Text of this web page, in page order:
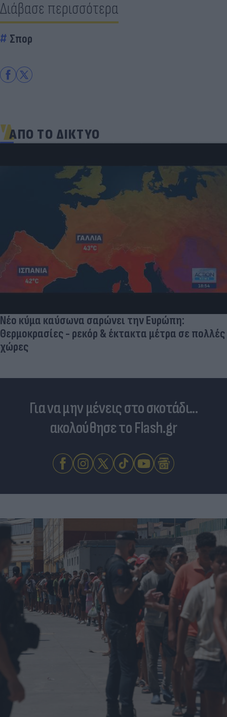
Διάβασε περισσότερα
Σπορ
ΑΠΟ ΤΟ ΔΙΚΤΥΟ
Τουρκικές προκλήσεις στο Αιγαίο: Παραβιάσεις
και εμπλοκή με οπλισμένα F16
Για να μην μένεις στο σκοτάδι...
ακολούθησε το Flash.gr